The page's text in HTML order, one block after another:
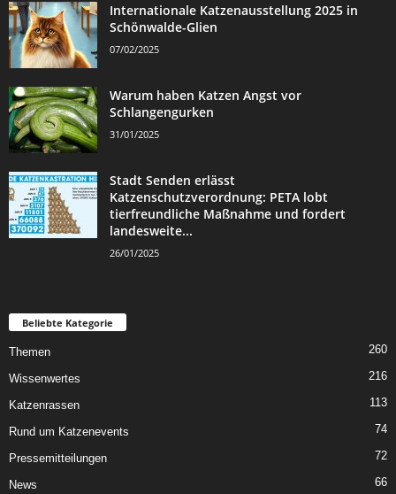
Internationale Katzenausstellung 2025 in
Schönwalde-Glien
07/02/2025
Warum haben Katzen Angst vor
Schlangengurken
31/01/2025
Stadt Senden erlässt
Katzenschutzverordnung: PETA lobt
tierfreundliche Maßnahme und fordert
landesweite...
26/01/2025
Beliebte Kategorie
Themen 260
Wissenwertes 216
Katzenrassen 113
Rund um Katzenevents 74
Pressemitteilungen 72
News 66